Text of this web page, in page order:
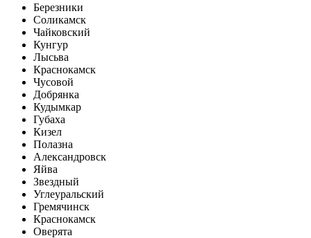
Березники
Соликамск
Чайковский
Кунгур
Лысьва
Краснокамск
Чусовой
Добрянка
Кудымкар
Губаха
Кизел
Полазна
Александровск
Яйва
Звездный
Углеуральский
Гремячинск
Краснокамск
Оверята